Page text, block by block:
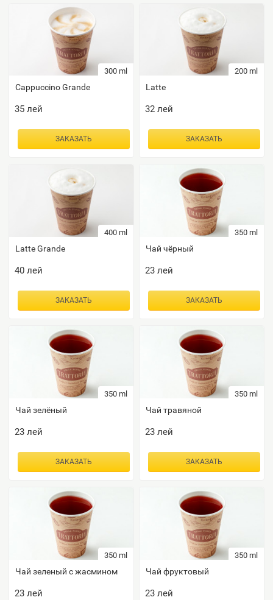
300 ml
Сappuccino Grande
35лей
ЗАКАЗАТЬ
200 ml
Latte
32лей
ЗАКАЗАТЬ
400 ml
Latte Grande
40лей
ЗАКАЗАТЬ
350 ml
Чай чёрный
23лей
ЗАКАЗАТЬ
350 ml
Чай зелёный
23лей
ЗАКАЗАТЬ
350 ml
Чай травяной
23лей
ЗАКАЗАТЬ
350 ml
Чай зеленый с жасмином
23лей
350 ml
Чай фруктовый
23лей